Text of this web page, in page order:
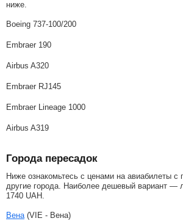
ниже.
Boeing 737-100/200
Embraer 190
Airbus A320
Embraer RJ145
Embraer Lineage 1000
Airbus A319
Города пересадок
Ниже ознакомьтесь с ценами на авиабилеты с
другие города. Наиболее дешевый вариант —
1740 UAH
Вена (VIE - Вена)